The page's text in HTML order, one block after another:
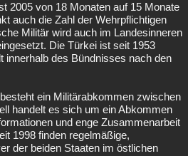
2005 von 18 Monaten auf 15 Monate
auch die Zahl der Wehrpflichtigen
Militär wird auch im Landesinneren
Die Türkei ist seit 1953
innerhalb des Bündnisses nach den
ein Militärabkommen zwischen
handelt es sich um ein Abkommen
und enge Zusammenarbeit
1998 finden regelmäßige,
der beiden Staaten im östlichen